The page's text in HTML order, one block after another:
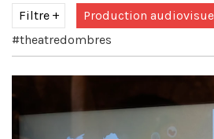
Filtre
Graphisme d'exposition
Production
#theatredombres